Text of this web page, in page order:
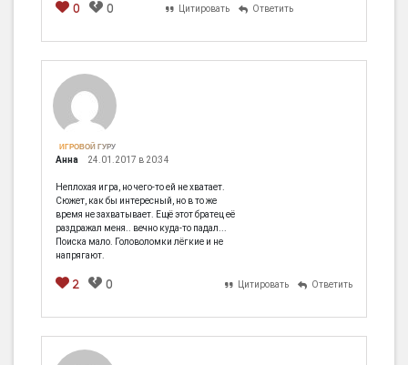
0 0 Цитировать Ответить
ИГРОВОЙ ГУРУ
Анна 24.01.2017 в 20:34
Неплохая игра, но чего-то ей не хватает.
Сюжет, как бы интересный, но в то же
время не захватывает. Ещё этот братец её
раздражал меня.. вечно куда-то падал...
Поиска мало. Головоломки лёгкие и не
напрягают.
2 0 Цитировать Ответить